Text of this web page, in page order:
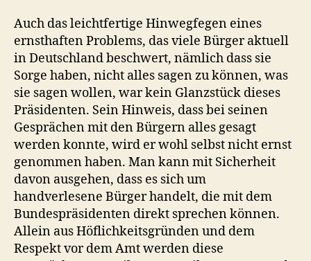
Auch das leichtfertige Hinwegfegen eines
ernsthaften Problems, das viele Bürger aktuell
in Deutschland beschwert, nämlich dass sie
Sorge haben, nicht alles sagen zu können, was
sie sagen wollen, war kein Glanzstück dieses
Präsidenten. Sein Hinweis, dass bei seinen
Gesprächen mit den Bürgern alles gesagt
werden konnte, wird er wohl selbst nicht ernst
genommen haben. Man kann mit Sicherheit
davon ausgehen, dass es sich um
handverlesene Bürger handelt, die mit dem
Bundespräsidenten direkt sprechen können.
Allein aus Höflichkeitsgründen und dem
Respekt vor dem Amt werden diese